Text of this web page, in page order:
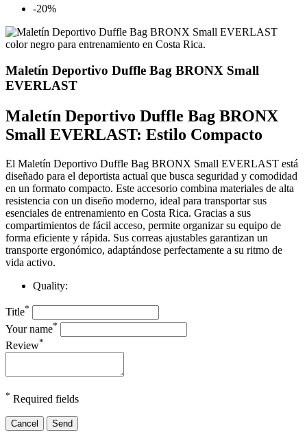
-20%
Maletín Deportivo Duffle Bag BRONX Small
EVERLAST
Maletín Deportivo Duffle Bag BRONX
Small EVERLAST: Estilo Compacto
El Maletín Deportivo Duffle Bag BRONX Small EVERLAST está
diseñado para el deportista actual que busca seguridad y comodidad
en un formato compacto. Este accesorio combina materiales de alta
resistencia con un diseño moderno, ideal para transportar sus
esenciales de entrenamiento en Costa Rica. Gracias a sus
compartimientos de fácil acceso, permite organizar su equipo de
forma eficiente y rápida. Sus correas ajustables garantizan un
transporte ergonómico, adaptándose perfectamente a su ritmo de
vida activo.
Quality:
Title*
Your name*
Review*
* Required fields
Cancel Send